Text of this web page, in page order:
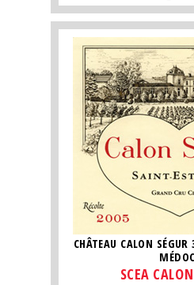
CHÂTEAU CALON SÉGUR
MÉDOC
SCEA